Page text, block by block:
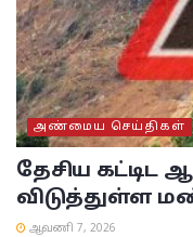
அண்மைய செய்திகள்
தேசிய கட்டிட
விடுத்துள்ள
ஆவணி 7, 2026